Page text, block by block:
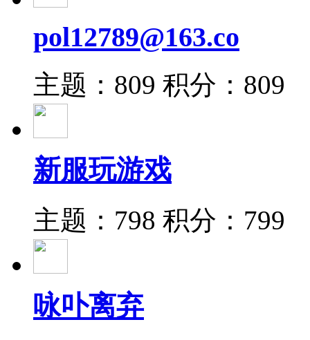
pol12789@163.co
主题：809 积分：809
新服玩游戏
主题：798 积分：799
咏卟离弃